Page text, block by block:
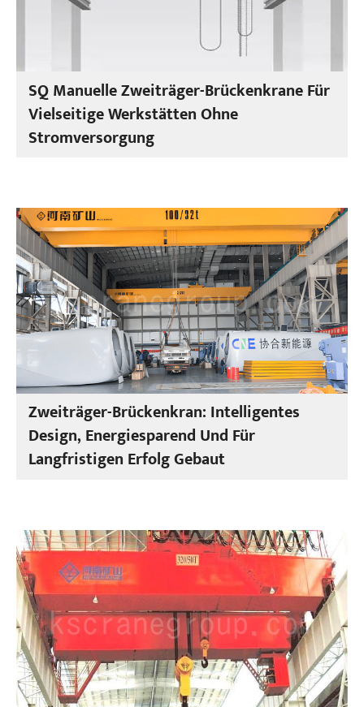
SQ Manuelle Zweiträger-Brückenkrane Für
Vielseitige Werkstätten Ohne
Stromversorgung
Zweiträger-Brückenkran: Intelligentes
Design, Energiesparend Und Für
Langfristigen Erfolg Gebaut